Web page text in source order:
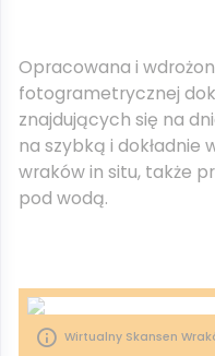
Opracowana i
fotogrametrycznej
znajdujących się na
na szybką i
wraków in situ, także
pod wodą.
Wirtualny Skansen